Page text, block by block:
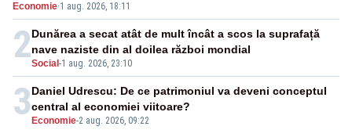
energetică
Economie·1 aug. 2026, 18:11
2Social -1 aug. 2026, 23:10
Dunărea a secat atât de mult încât a scos la suprafață
nave naziste din al doilea război mondial
3 Economie-2 aug. 2026, 09:22
Daniel Udrescu: De ce patrimoniul va deveni conceptul
central al economiei viitoare?